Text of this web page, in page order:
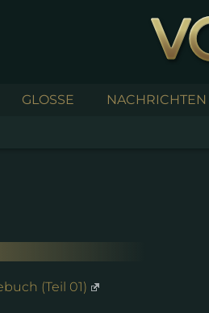
GLOSSE NACHRICHTEN
(Teil 01)